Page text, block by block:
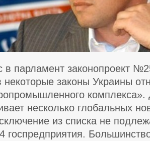
в парламент законопроект
некоторые законы Украины
комплекса».
несколько глобальных
из списка не
госпредприятия.